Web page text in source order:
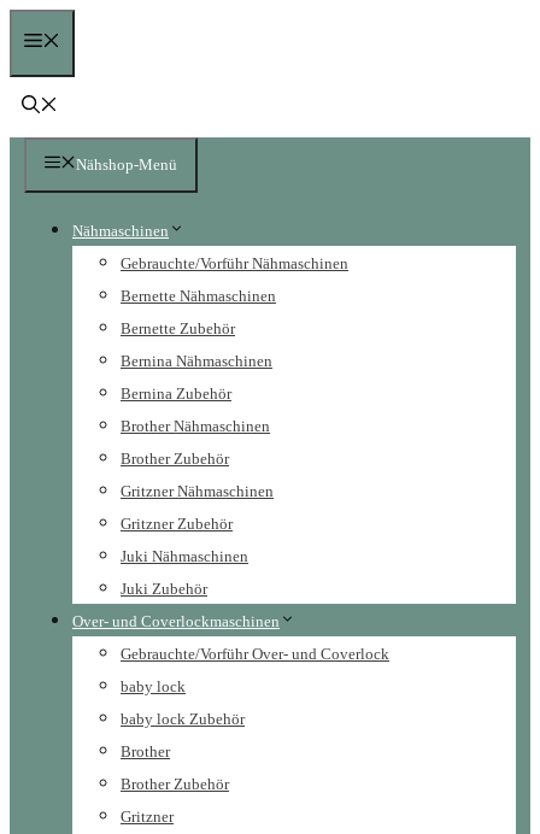
springen
Nähshop-Menü
Nähmaschinen
Gebrauchte/Vorführ Nähmaschinen
Bernette Nähmaschinen
Bernette Zubehör
Bernina Nähmaschinen
Bernina Zubehör
Brother Nähmaschinen
Brother Zubehör
Gritzner Nähmaschinen
Gritzner Zubehör
Juki Nähmaschinen
Juki Zubehör
Over- und Coverlockmaschinen
Gebrauchte/Vorführ Over- und Coverlock
baby lock
baby lock Zubehör
Brother
Brother Zubehör
Gritzner